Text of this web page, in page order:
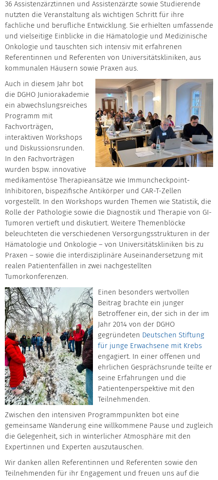
36 Assistenzärztinnen und Assistenzärzte sowie Studierende
nutzten die Veranstaltung als wichtigen Schritt für ihre
fachliche und berufliche Entwicklung. Sie erhielten umfassende
und vielseitige Einblicke in die Hämatologie und Medizinische
Onkologie und tauschten sich intensiv mit erfahrenen
Referentinnen und Referenten von Universitätskliniken, aus
kommunalen Häusern sowie Praxen aus.
Auch in diesem Jahr bot
die DGHO Juniorakademie
ein abwechslungsreiches
Programm mit
Fachvorträgen,
interaktiven Workshops
und Diskussionsrunden.
In den Fachvorträgen
wurden bspw. innovative
medikamentöse Therapieansätze wie Immuncheckpoint-
Inhibitoren, bispezifische Antikörper und CAR-T-Zellen
vorgestellt. In den Workshops wurden Themen wie Statistik, die
Rolle der Pathologie sowie die Diagnostik und Therapie von GI-
Tumoren vertieft und diskutiert. Weitere Themenblöcke
beleuchteten die verschiedenen Versorgungsstrukturen in der
Hämatologie und Onkologie – von Universitätskliniken bis zu
Praxen – sowie die interdisziplinäre Auseinandersetzung mit
realen Patientenfällen in zwei nachgestellten
Tumorkonferenzen.
Einen besonders wertvollen
Beitrag brachte ein junger
Betroffener ein, der sich in der im
Jahr 2014 von der DGHO
gegründeten Deutschen Stiftung
für junge Erwachsene mit Krebs
engagiert. In einer offenen und
ehrlichen Gesprächsrunde teilte er
seine Erfahrungen und die
Patientenperspektive mit den
Teilnehmenden.
Zwischen den intensiven Programmpunkten bot eine
gemeinsame Wanderung eine willkommene Pause und zugleich
die Gelegenheit, sich in winterlicher Atmosphäre mit den
Expertinnen und Experten auszutauschen.
Wir danken allen Referentinnen und Referenten sowie den
Teilnehmenden für ihr Engagement und freuen uns auf die